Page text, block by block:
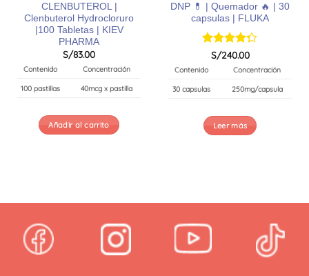
CLENBUTEROL |
Clenbuterol Hydrocloruro
|100 Tabletas | KIEV
PHARMA
S/83.00
Contenido Concentración
100 pastillas 40mcg x pastilla
Añadir al carrito
DNP 💊 | Quemador 🔥 | 30
capsulas | FLUKA
Valorado
con
4.29
de 5
S/240.00
Contenido Concentración
30 capsulas 250mg/capsula
Leer más